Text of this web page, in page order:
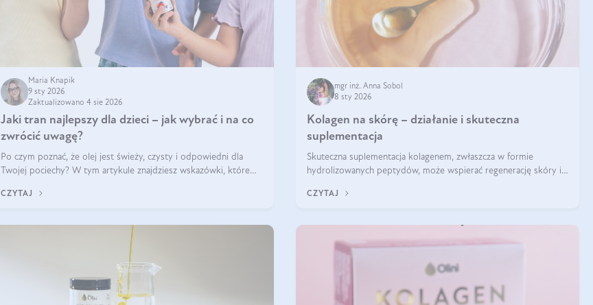
Maria Knapik
9 sty 2026
Zaktualizowano 4 sie 2026
Jaki tran najlepszy dla dzieci – jak wybrać i na co
zwrócić uwagę?
Po czym poznać, że olej jest świeży, czysty i odpowiedni dla
Twojej pociechy? W tym artykule znajdziesz wskazówki, które
CZYTAJ
mgr inż. Anna Sobol
8 sty 2026
Kolagen na skórę – działanie i skuteczna
suplementacja
Skuteczna suplementacja kolagenem, zwłaszcza w formie
hydrolizowanych peptydów, może wspierać regenerację skóry i
regularnością stosowania.
CZYTAJ